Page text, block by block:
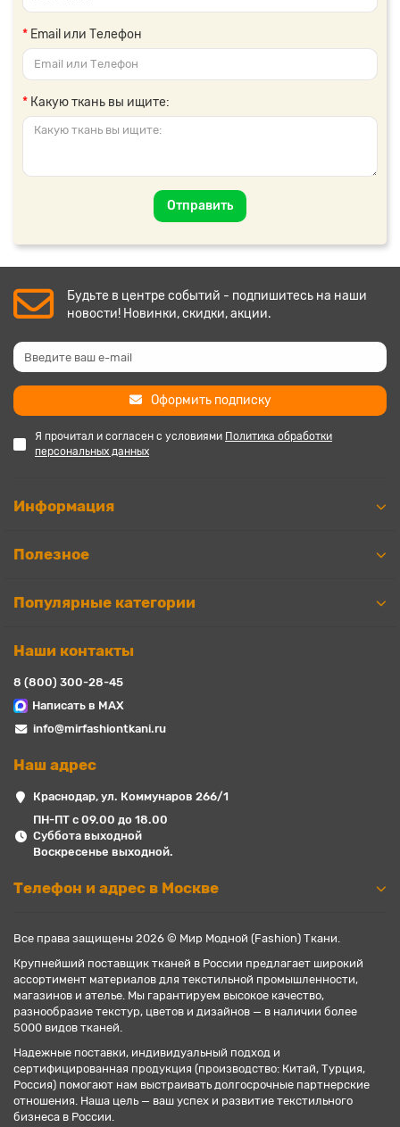
Email или Телефон
Какую ткань вы ищите:
Отправить
Будьте в центре событий - подпишитесь на наши
новости! Новинки, скидки, акции.
Оформить подписку
Я прочитал и согласен с условиями Политика обработки
персональных данных
Информация
Полезное
Популярные категории
Наши контакты
8 (800) 300-28-45
Написать в MAX
info@mirfashiontkani.ru
Наш адрес
Краснодар, ул. Коммунаров 266/1
ПН-ПТ с 09.00 до 18.00
Суббота выходной
Воскресенье выходной.
Телефон и адрес в Москве
Все права защищены 2026 © Мир Модной (Fashion) Ткани.
Крупнейший поставщик тканей в России предлагает широкий
ассортимент материалов для текстильной промышленности,
магазинов и ателье. Мы гарантируем высокое качество,
разнообразие текстур, цветов и дизайнов — в наличии более
5000 видов тканей.
Надежные поставки, индивидуальный подход и
сертифицированная продукция (производство: Китай, Турция,
Россия) помогают нам выстраивать долгосрочные партнерские
отношения. Наша цель — ваш успех и развитие текстильного
бизнеса в России.